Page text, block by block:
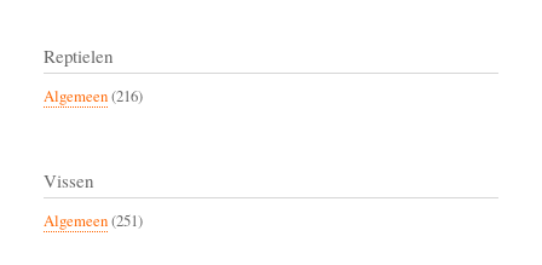
Reptielen
Algemeen(216)
Vissen
Algemeen(251)